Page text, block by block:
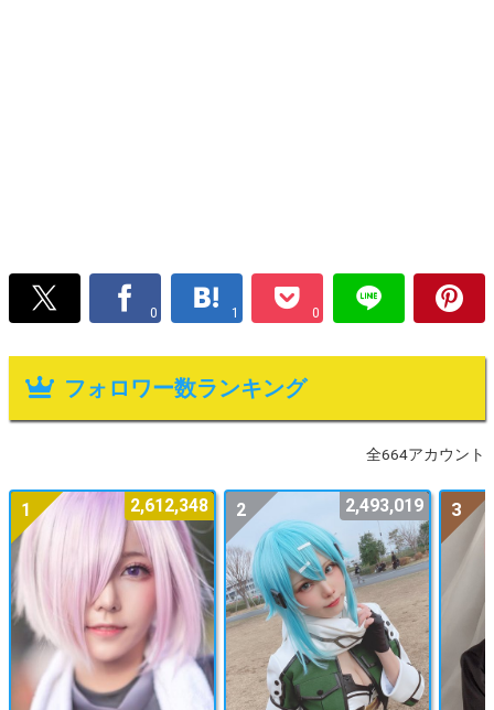
0 1 0
フォロワー数ランキング
全664アカウント
1 2,612,348 2 2,493,019 3